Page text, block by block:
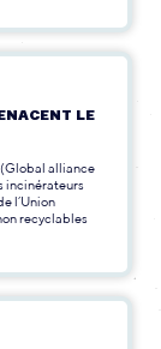
LE
(Global alliance
incinérateurs
l’Union
recyclables